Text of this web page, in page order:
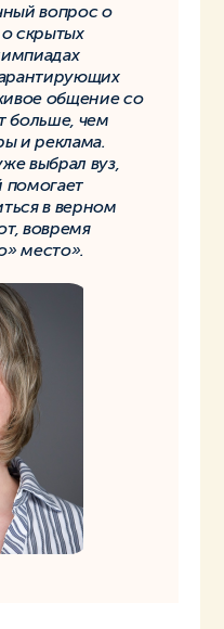
вопрос о
скрытых
общение со
больше, чем
и реклама.
выбрал вуз,
помогает
в верном
вовремя
место».